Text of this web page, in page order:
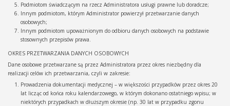
Podmiotom świadczącym na rzecz Administratora usługi prawne lub doradcze;
Innym podmiotom, którym Administrator powierzył przetwarzanie danych
osobowych;
Innym podmiotom upoważnionym do odbioru danych osobowych na podstawie
stosownych przepisów prawa.
OKRES PRZETWARZANIA DANYCH OSOBOWYCH
Dane osobowe przetwarzane są przez Administratora przez okres niezbędny dla
realizacji celów ich przetwarzania, czyli w zakresie:
Prowadzenia dokumentacji medycznej – w większości przypadków przez okres 20
lat licząc od końca roku kalendarzowego, w którym dokonano ostatniego wpisu; w
niektórych przypadkach w dłuższym okresie (np. 30 lat w przypadku zgonu